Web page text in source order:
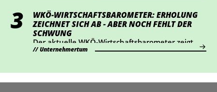
WKÖ-WIRTSCHAFTS­BAROMETER: ERHOLUNG
ZEICHNET SICH AB - ABER NOCH FEHLT DER
SCHWUNG
Der aktuelle WKÖ-Wirtschaftsbarometer zeigt
auf Stabilisierung. Die Erholung bleibt aber fragil.
Unternehmertum